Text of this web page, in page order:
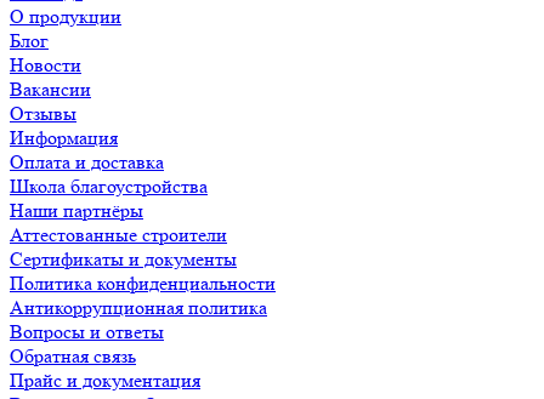
О продукции
Блог
Новости
Вакансии
Отзывы
Информация
Оплата и доставка
Школа благоустройства
Наши партнёры
Аттестованные строители
Сертификаты и документы
Политика конфиденциальности
Антикоррупционная политика
Вопросы и ответы
Обратная связь
Прайс и документация